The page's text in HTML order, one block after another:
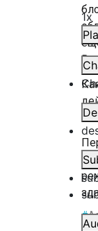
1x
#